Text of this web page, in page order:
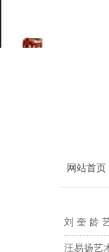
网站首页
刘 奎 龄
汪易扬艺